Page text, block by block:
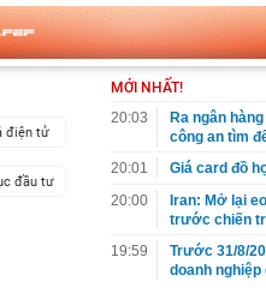
điện tử
đầu tư
MỚI NHẤT!
20:03
Ra ngân
công an tìm
20:01
Giá card đồ
20:00
Iran: Mở lại
trước chiến
19:59
Trước 31/8/
doanh nghiệp
19:49
Chuyên gia